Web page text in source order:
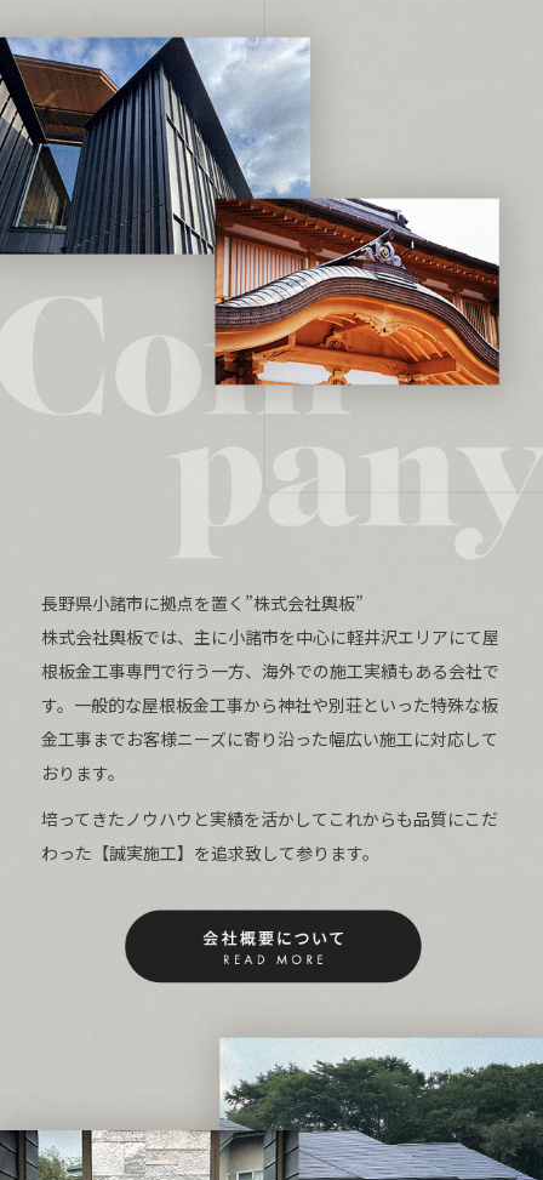
長野県小諸市に拠点を置く”株式会社輿板”
株式会社輿板では、主に小諸市を中心に軽井沢エリアにて屋
根板金工事専門で行う一方、海外での施工実績もある会社で
す。一般的な屋根板金工事から神社や別荘といった特殊な板
金工事までお客様ニーズに寄り沿った幅広い施工に対応して
おります。
培ってきたノウハウと実績を活かしてこれからも品質にこだ
わった【誠実施工】を追求致して参ります。